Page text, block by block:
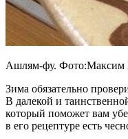
Ашлям-фу. Фото:Максим
Зима обязательно
В далекой и
который поможет вам
в его рецептуре есть